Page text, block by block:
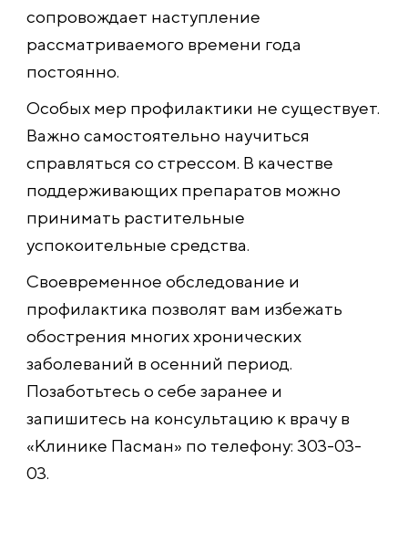
сопровождает наступление
рассматриваемого времени года
постоянно.
Особых мер профилактики не существует.
Важно самостоятельно научиться
справляться со стрессом. В качестве
поддерживающих препаратов можно
принимать растительные
успокоительные средства.
Своевременное обследование и
профилактика позволят вам избежать
обострения многих хронических
заболеваний в осенний период.
Позаботьтесь о себе заранее и
запишитесь на консультацию к врачу в
«Клинике Пасман» по телефону: 303-03-
03.